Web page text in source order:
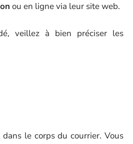
ou en ligne via leur site web.
veillez à bien préciser les
dans le corps du courrier. Vous